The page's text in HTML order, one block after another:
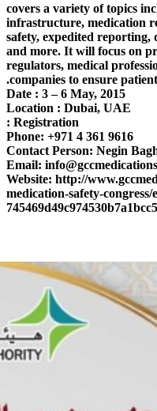
covers a variety of topics
infrastructure, medication
safety, expedited
and more. It will focus on
regulators, medical
companies to ensure
Date : 3 – 6 May, 2015
Location : Dubai, UAE
Registration :
Phone: +971 4 361 9616
Contact Person: Negin
Email:
Website: http://
medication-safety-